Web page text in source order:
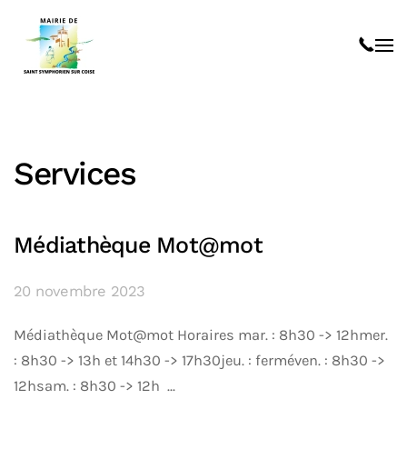
Skip to main content
Services
Médiathèque Mot@mot
20 novembre 2023
Médiathèque Mot@mot Horaires mar. : 8h30 -> 12hmer.
: 8h30 -> 13h et 14h30 -> 17h30jeu. : ferméven. : 8h30 ->
12hsam. : 8h30 -> 12h ...